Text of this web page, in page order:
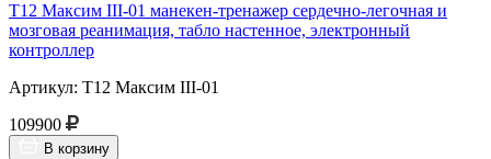
Т12 Максим III-01 манекен-тренажер сердечно-легочная и
мозговая реанимация, табло настенное, электронный
контроллер
Артикул: Т12 Максим III-01
109900
В корзину